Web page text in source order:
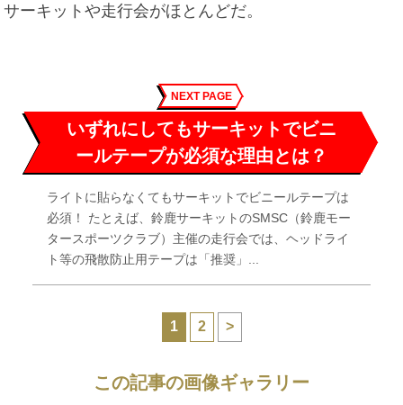
サーキットや走行会がほとんどだ。
NEXT PAGE
いずれにしてもサーキットでビニ
ールテープが必須な理由とは？
ライトに貼らなくてもサーキットでビニールテープは
必須！ たとえば、鈴鹿サーキットのSMSC（鈴鹿モー
タースポーツクラブ）主催の走行会では、ヘッドライ
ト等の飛散防止用テープは「推奨」...
1 2 >
この記事の画像ギャラリー